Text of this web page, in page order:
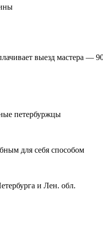
выезд мастера —
петербуржцы
для себя способом
и Лен. обл.